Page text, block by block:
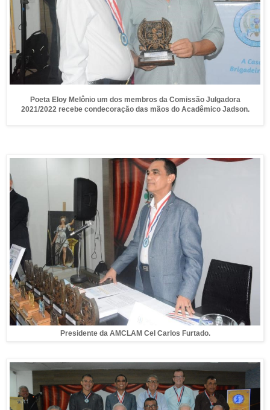
Poeta Eloy Melônio um dos membros da Comissão Julgadora
2021/2022 recebe condecoração das mãos do Acadêmico Jadson.
Presidente da AMCLAM Cel Carlos Furtado.